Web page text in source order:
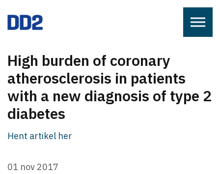
High burden of coronary
atherosclerosis in patients
with a new diagnosis of type 2
diabetes
Hent artikel her
01 nov 2017